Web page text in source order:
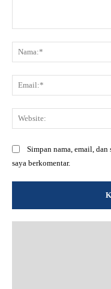
Simpan nama, email,
saya berkomentar.